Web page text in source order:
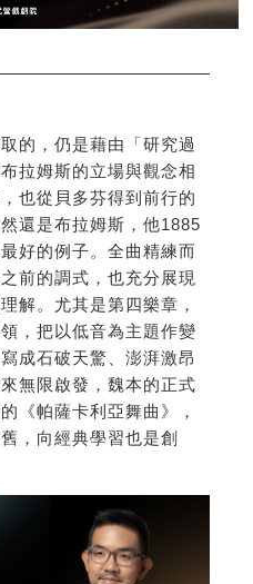
的，仍是藉由「研究過
拉姆斯的立場與觀念相
也從貝多芬得到前行的
還是布拉姆斯，他1885
好的例子。全曲精練而
前的調式，也充分展現
解。尤其是第四樂章，
，把以低音為主題作變
成石破天驚、澎湃激昂
無限啟發，魏本的正式
《帕薩卡利亞舞曲》，
，向經典學習也是創